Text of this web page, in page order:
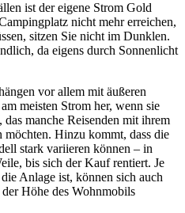
ist der eigene Strom Gold
nicht mehr erreichen,
sitzen Sie nicht im Dunklen.
da eigens durch Sonnenlicht
vor allem mit äußeren
meisten Strom her, wenn sie
manche Reisenden mit ihrem
Hinzu kommt, dass die
stark variieren können – in
bis sich der Kauf rentiert. Je
Anlage ist, können sich auch
Höhe des Wohnmobils